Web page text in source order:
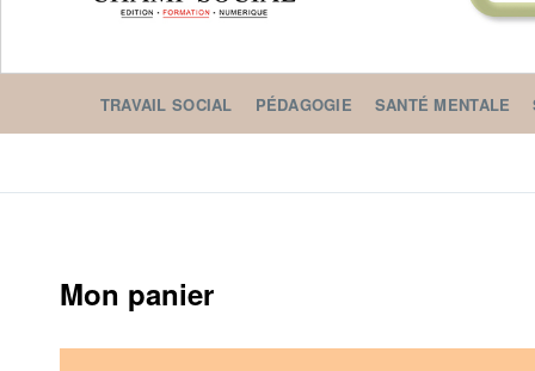
TRAVAIL SOCIAL PÉDAGOGIE SANTÉ MENTALE
Mon panier